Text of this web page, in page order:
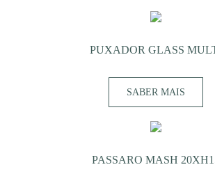
PUXADOR GLASS
SABER MAIS
PASSARO MASH